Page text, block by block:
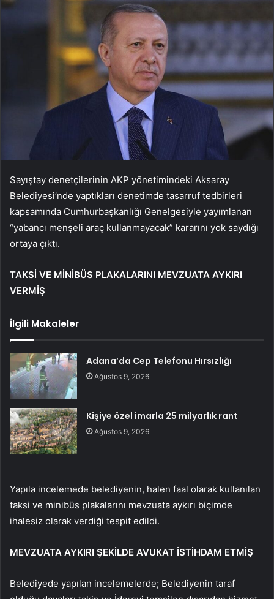
Sayıştay denetçilerinin AKP yönetimindeki Aksaray
Belediyesi’nde yaptıkları denetimde tasarruf tedbirleri
kapsamında Cumhurbaşkanlığı Genelgesiyle yayımlanan
“yabancı menşeli araç kullanmayacak” kararını yok saydığı
ortaya çıktı.
TAKSİ VE MİNİBÜS PLAKALARINI MEVZUATA AYKIRI
VERMİŞ
İlgili Makaleler
Adana’da Cep Telefonu Hırsızlığı
Ağustos 9, 2026
Kişiye özel imarla 25 milyarlık rant
Ağustos 9, 2026
Yapıla incelemede belediyenin, halen faal olarak kullanılan
taksi ve minibüs plakalarını mevzuata aykırı biçimde
ihalesiz olarak verdiği tespit edildi.
MEVZUATA AYKIRI ŞEKİLDE AVUKAT İSTİHDAM ETMİŞ
Belediyede yapılan incelemelerde; Belediyenin taraf